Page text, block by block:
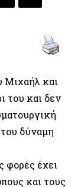
Μιχαήλ και
του και δεν
δύναμη
φορές έχει
και τους